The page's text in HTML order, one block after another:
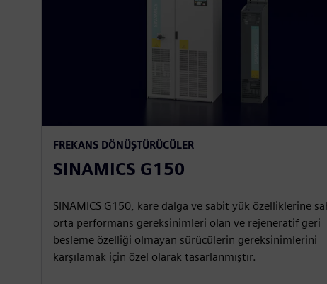
FREKANS DÖNÜŞTÜRÜCÜLER
SINAMICS G150
SINAMICS G150, kare dalga ve sabit yük özelliklerine
orta performans gereksinimleri olan ve rejeneratif geri
besleme özelliği olmayan sürücülerin gereksinimlerini
karşılamak için özel olarak tasarlanmıştır.